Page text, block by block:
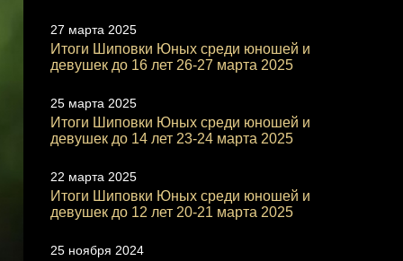
27 марта 2025
Итоги Шиповки Юных среди юношей и
девушек до 16 лет 26-27 марта 2025
25 марта 2025
Итоги Шиповки Юных среди юношей и
девушек до 14 лет 23-24 марта 2025
22 марта 2025
Итоги Шиповки Юных среди юношей и
девушек до 12 лет 20-21 марта 2025
25 ноября 2024